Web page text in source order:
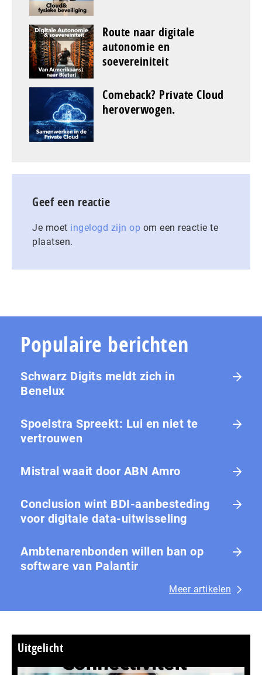
Route naar digitale
autonomie en
soevereiniteit
Comeback? Private Cloud
heroverwogen.
Geef een reactie
Je moet ingelogd zijn op om een reactie te
plaatsen.
Populaire berichten
Schwarz Digits meldt zich in
Benelux
Spoelstra Spreekt: Lui en niet te
vertrouwen
Mistral waait door ABN Amro
Conclusion wint BDI-aanbesteding
voor digitale data-uitwisseling
Ambtenarenbonden willen ban op
software van Palantir
Meer artikelen
Uitgelicht